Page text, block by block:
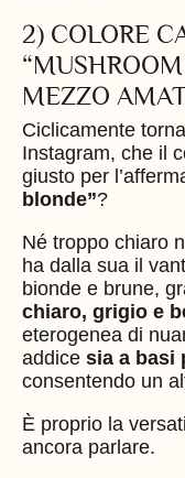
2) COLORE
MEZZO
Ciclicamente
Instagram, che il
giusto per
blonde”?
Né troppo chiaro
ha dalla sua il
bionde e brune,
chiaro, grigio e
eterogenea di
addice sia a basi
consentendo un
È proprio la
ancora parlare.